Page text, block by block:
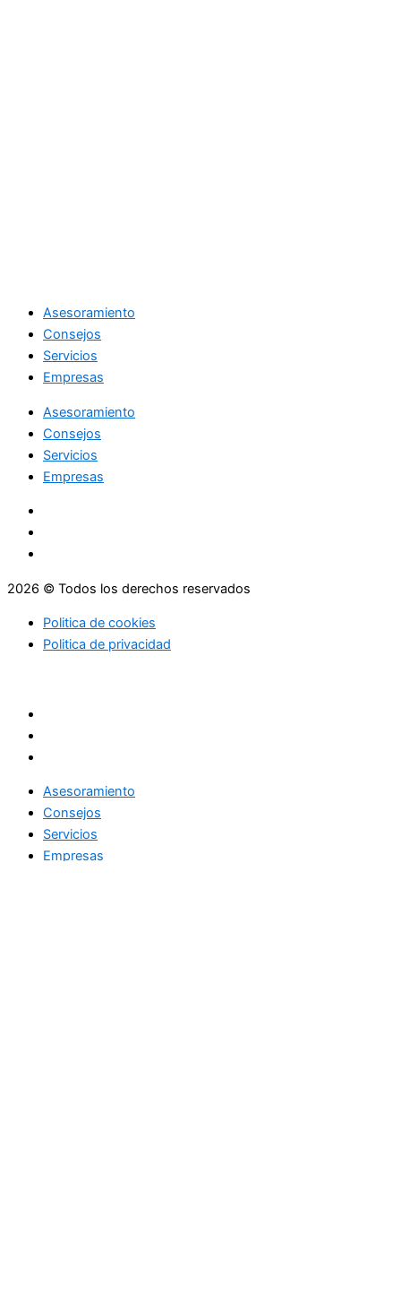
Asesoramiento
Consejos
Servicios
Empresas
Asesoramiento
Consejos
Servicios
Empresas
2026 © Todos los derechos reservados
Politica de cookies
Politica de privacidad
Asesoramiento
Consejos
Servicios
Empresas